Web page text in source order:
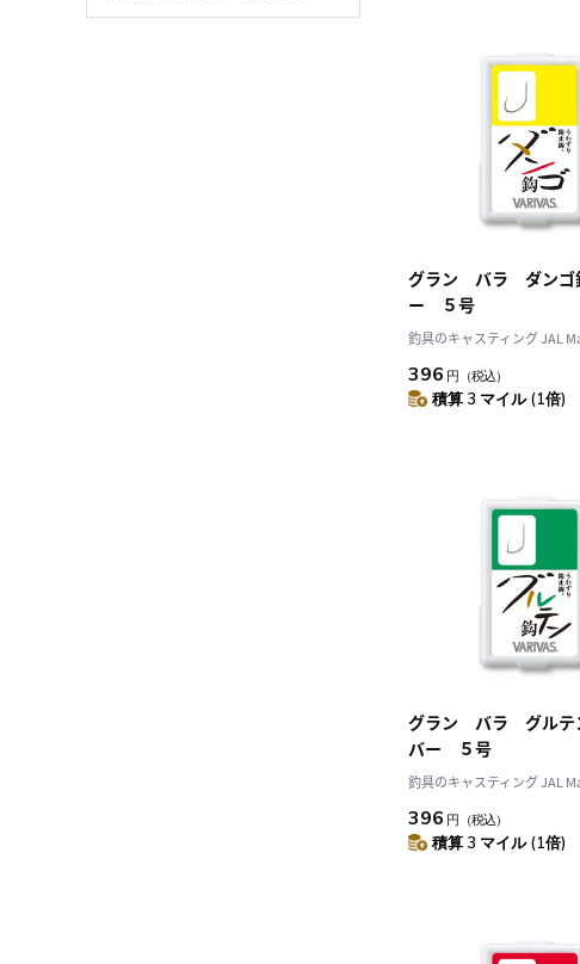
グラン バラ ダン
ー ５号
釣具のキャスティング JAL
396 円 （税込）
積算 3 マイル (1倍)
グラン バラ グル
バー ５号
釣具のキャスティング JAL
396 円 （税込）
積算 3 マイル (1倍)